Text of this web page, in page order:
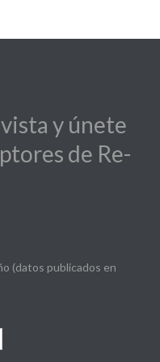
y únete
de Re-
(datos publicados en